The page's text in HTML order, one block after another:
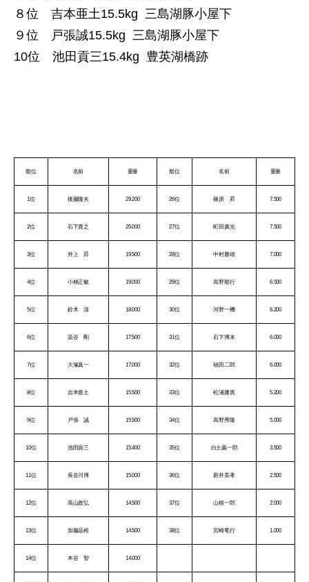
８位 吉本亜土15.5kg 三島湖豚小屋下
９位 戸張誠15.5kg 三島湖豚小屋下
10位 池田貢三15.4kg 豊英湖橋跡
順位 名前 重量 順位 名前 重量
1位 後藤隆夫 29.200 26位 篠原 昇 7.500
2位 石下貴之 25.000 27位 町田廣光 7.500
3位 井上 昇 19.500 28位 中村勝雄 7.000
4位 小林正敏 19.000 29位 高野順行 6.500
5位 鈴木 清 18.000 30位 河野一機 6.200
6位 染谷 剛 17.500 31位 石下博末 6.000
7位 大塚真一 17.000 32位 福田二郎 6.000
8位 吉本亜土 15.500 33位 松浦庸貴 5.200
9位 戸張 誠 15.500 34位 高野秀隆 5.000
10位 池田貢三 15.400 35位 白土義一郎 3.500
11位 長谷川博 15.000 36位 新井美孝 2.500
12位 高山政弘 14.500 37位 山根一郎 2.000
13位 加藤晶裕 14.500 38位 宮崎竜行 1.000
14位 本谷 智 14.000